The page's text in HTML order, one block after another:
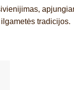
tradicijos.